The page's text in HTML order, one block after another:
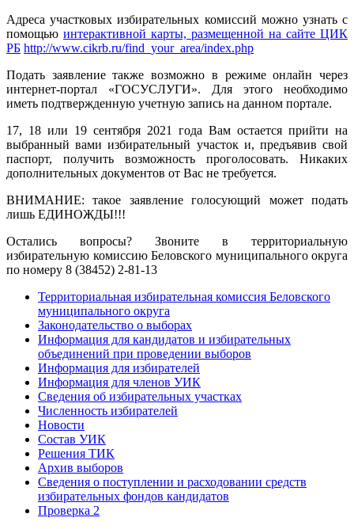
Адреса участковых избирательных комиссий можно узнать с
помощью интерактивной карты, размещенной на сайте ЦИК
РБ http://www.cikrb.ru/find_your_area/index.php
Подать заявление также возможно в режиме онлайн через
интернет-портал «ГОСУСЛУГИ». Для этого необходимо
иметь подтвержденную учетную запись на данном портале.
17, 18 или 19 сентября 2021 года Вам остается прийти на
выбранный вами избирательный участок и, предъявив свой
паспорт, получить возможность проголосовать. Никаких
дополнительных документов от Вас не требуется.
ВНИМАНИЕ: такое заявление голосующий может подать
лишь ЕДИНОЖДЫ!!!
Остались вопросы? Звоните в территориальную
избирательную комиссию Беловского муниципального округа
по номеру 8 (38452) 2-81-13
Территориальная избирательная комиссия Беловского
муниципального округа
Законодательство о выборах
Информация для кандидатов и избирательных
объединений при проведении выборов
Информация для избирателей
Информация для членов УИК
Сведения об избирательных участках
Численность избирателей
Новости
Состав УИК
Решения ТИК
Архив выборов
Сведения о поступлении и расходовании средств
избирательных фондов кандидатов
Проверка 2